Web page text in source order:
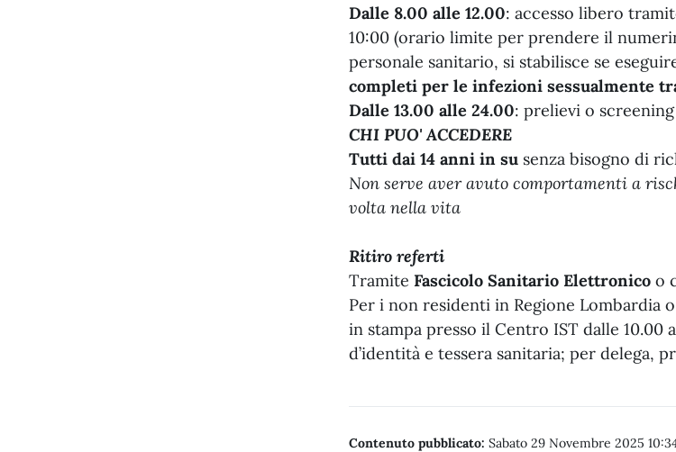
Dalle 8.00 alle 12.00: accesso libero
10:00 (orario limite per prendere il
personale sanitario, si stabilisce se
completi per le infezioni sessualmente
Dalle 13.00 alle 24.00: prelievi o
CHI PUO' ACCEDERE
Tutti dai 14 anni in su senza bisogno di
Non serve aver avuto comportamenti a
volta nella vita
Ritiro referti
Tramite Fascicolo Sanitario Elettronico o
Per i non residenti in Regione Lombardia
in stampa presso il Centro IST dalle
d’identità e tessera sanitaria; per delega,
Contenuto pubblicato: Sabato 29 Novembre 2025